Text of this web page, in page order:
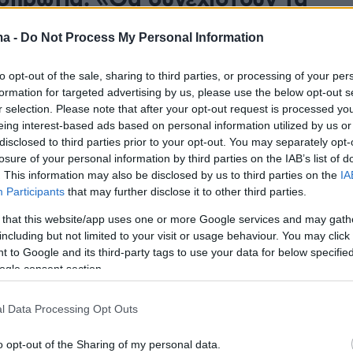
- Do Not Process My Personal Information
opt-out of the sale, sharing to third parties, or processing of your
for targeted advertising by us, please use the below opt-out
selection. Please note that after your opt-out request is processed
interest-based ads based on personal information utilized by us
to third parties prior to your opt-out. You may separately
of your personal information by third parties on the IAB’s list of
This information may also be disclosed by us to third parties on the
Participants that may further disclose it to other third parties.
that this website/app uses one or more Google services and may
but not limited to your visit or usage behaviour. You may
to Google and its third-party tags to use your data for below
consent section.
Data Processing Opt Outs
opt-out of the Sharing of my personal data.
πρόκειται για σμηνοσειρά»
Γεωλογίας και Διαχείρισης Φυσικών Καταστροφών
Αττική κινδυνεύει με λειψυδρία
έντονες βροχοπτώσεις - Τι
για τους ταμιευτήρες
εξήγησε ότι η ποσότητα νερού που πέφτει δεν
άμεσα - Ο ρόλος των μικρών φραγμάτων και της
18
38